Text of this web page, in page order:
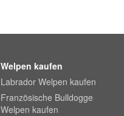
Welpen kaufen
Labrador Welpen kaufen
Französische Bulldogge
Welpen kaufen